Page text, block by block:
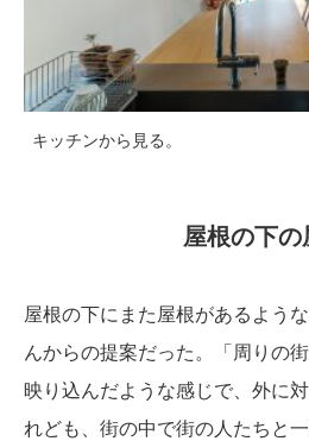
キッチンから見る。
屋根の下の
屋根の下にまた屋根があるよう
んからの提案だった。「周りの
映り込んだような感じで、外に
れども、街の中で街の人たちと